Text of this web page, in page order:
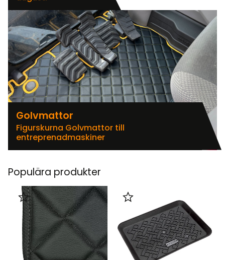
Golvmattor
Figurskurna Golvmattor till
entreprenadmaskiner
Populära produkter
Lägg till i favoriter Lägg till i favoriter